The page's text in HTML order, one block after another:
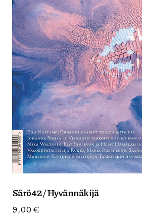
Särö 42 / Hyvännäkijä
9,00€